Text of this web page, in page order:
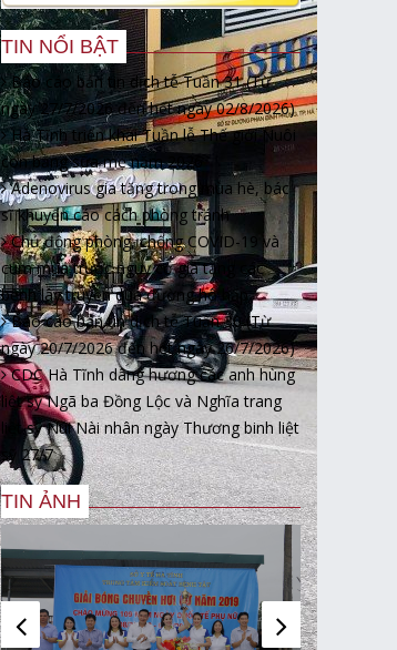
TIN NỔI BẬT
Báo cáo bản tin dịch tễ Tuần 31 (Từ
ngày 27/7/2026 đến hết ngày 02/8/2026)
Hà Tĩnh triển khai Tuần lễ Thế giới Nuôi
con bằng sữa mẹ năm 2026
Adenovirus gia tăng trong mùa hè, bác
sĩ khuyến cáo cách phòng tránh
Chủ động phòng, chống COVID-19 và
cúm mùa trước nguy cơ gia tăng các
bệnh lây truyền qua đường hô hấp
Báo cáo bản tin dịch tễ Tuần 30 (Từ
ngày 20/7/2026 đến hết ngày 26/7/2026)
CDC Hà Tĩnh dâng hương các anh hùng
liệt sỹ Ngã ba Đồng Lộc và Nghĩa trang
liệt sỹ Núi Nài nhân ngày Thương binh liệt
sỹ 27/7
TIN ẢNH